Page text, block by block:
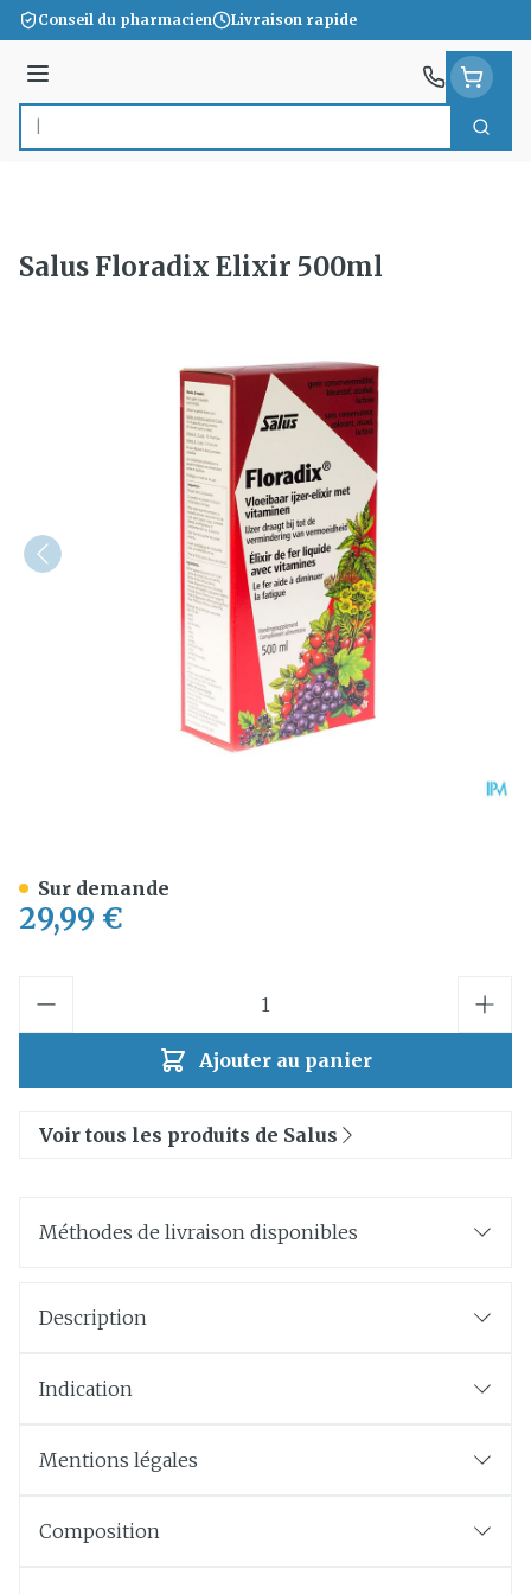
Aller au contenu
Conseil du pharmacien Livraison rapide
Menu
Rechercher
Salus Floradix Elixir 500ml
29,99 €
Ajouter au panier
Sur demande
Voir tous les produits de Salus
Méthodes de livraison disponibles
Description
Indication
Mentions légales
Composition